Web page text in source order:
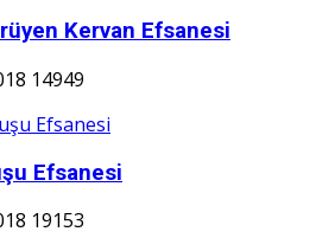
Kervan Efsanesi
14949
Efsanesi
19153